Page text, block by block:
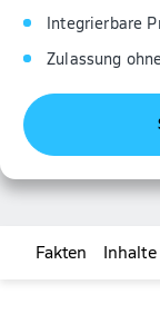
Integrierbare
Zulassung
Fakten Inhalte